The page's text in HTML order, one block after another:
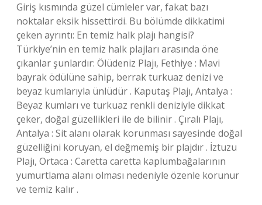
Giriş kısmında güzel cümleler var, fakat bazı
noktalar eksik hissettirdi. Bu bölümde dikkatimi
çeken ayrıntı: En temiz halk plajı hangisi?
Türkiye’nin en temiz halk plajları arasında öne
çıkanlar şunlardır: Ölüdeniz Plajı, Fethiye : Mavi
bayrak ödülüne sahip, berrak turkuaz denizi ve
beyaz kumlarıyla ünlüdür . Kaputaş Plajı, Antalya :
Beyaz kumları ve turkuaz renkli deniziyle dikkat
çeker, doğal güzellikleri ile de bilinir . Çıralı Plajı,
Antalya : Sit alanı olarak korunması sayesinde doğal
güzelliğini koruyan, el değmemiş bir plajdır . İztuzu
Plajı, Ortaca : Caretta caretta kaplumbağalarının
yumurtlama alanı olması nedeniyle özenle korunur
ve temiz kalır .